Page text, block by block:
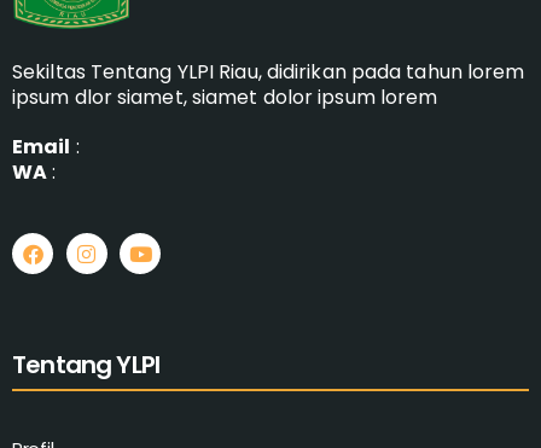
Sekiltas Tentang YLPI Riau, didirikan pada tahun lorem
ipsum dlor siamet, siamet dolor ipsum lorem
Email :
WA:
Tentang YLPI